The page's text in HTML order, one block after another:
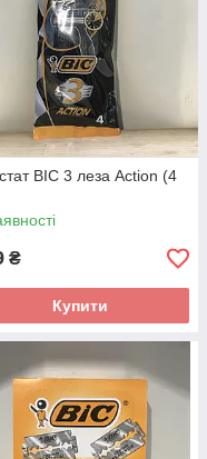
BIC 3 леза Action (4
₴
Купити